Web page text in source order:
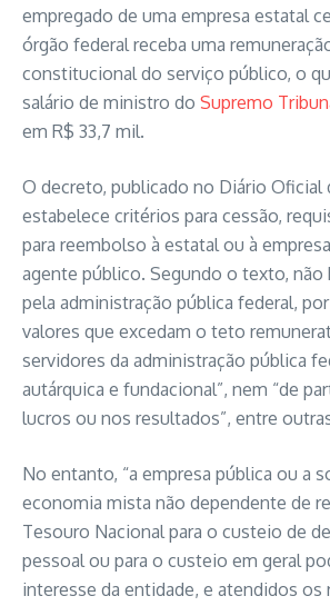
empregado de uma empresa estatal
órgão federal receba uma
constitucional do serviço público, o
salário de ministro do Supremo
em R$ 33,7 mil.
O decreto, publicado no Diário Oficial
estabelece critérios para cessão,
para reembolso à estatal ou à
agente público. Segundo o texto, não
pela administração pública federal,
valores que excedam o teto
servidores da administração pública
autárquica e fundacional”, nem “de
lucros ou nos resultados”, entre
No entanto, “a empresa pública ou a
economia mista não dependente de
Tesouro Nacional para o custeio de
pessoal ou para o custeio em geral
interesse da entidade, e atendidos os